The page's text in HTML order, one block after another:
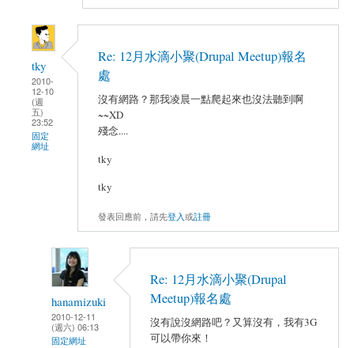
tky
2010-
12-10
(週
五)
23:52
固定
網址
Re: 12月水滴小聚(Drupal Meetup)報名
處
沒有網路？那我凌晨一點爬起來也沒法聽到啊
~~XD
殘念....
tky
tky
發表回應前，請先登入或註冊
hanamizuki
2010-12-11
(週六) 06:13
固定網址
Re: 12月水滴小聚(Drupal
Meetup)報名處
沒有說沒網路吧？又算沒有，我有3G
可以帶你來！